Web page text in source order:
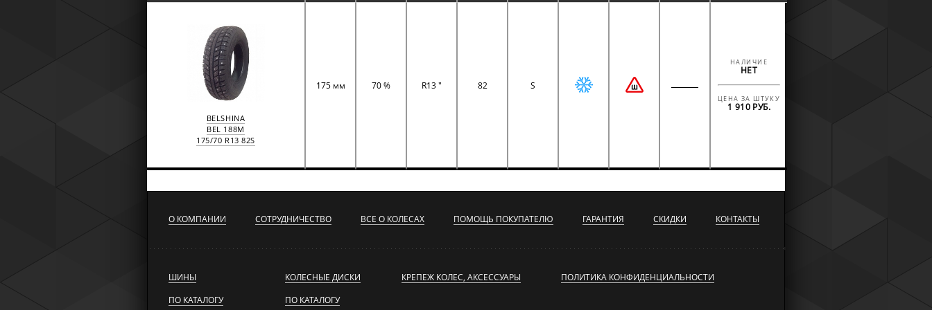
BELSHINA
BEL 188M
175/70 R13 82S
175 мм 70 % R13 " 82 S
НАЛИЧИЕ
НЕТ
ЦЕНА ЗА ШТУКУ
1 910 РУБ.
О КОМПАНИИ СОТРУДНИЧЕСТВО ВСЕ О КОЛЕСАХ ПОМОЩЬ ПОКУПАТЕЛЮ ГАРАНТИЯ СКИДКИ КОНТАКТЫ
ШИНЫ
ПО КАТАЛОГУ
КОЛЕСНЫЕ ДИСКИ
ПО КАТАЛОГУ
КРЕПЕЖ КОЛЕС, АКСЕССУАРЫ ПОЛИТИКА КОНФИДЕНЦИАЛЬНОСТИ